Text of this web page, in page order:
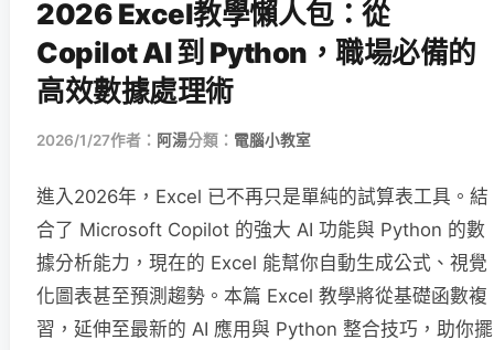
2026 Excel教學懶人包：從
Copilot AI 到 Python，職場必備的
高效數據處理術
2026/1/27作者： 阿湯分類： 電腦小教室
進入2026年，Excel 已不再只是單純的試算表工具。結
合了 Microsoft Copilot 的強大 AI 功能與 Python 的數
據分析能力，現在的 Excel 能幫你自動生成公式、視覺
化圖表甚至預測趨勢。本篇 Excel 教學將從基礎函數複
習，延伸至最新的 AI 應用與 Python 整合技巧，助你擺